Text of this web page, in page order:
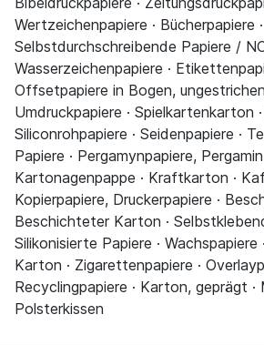
Wertzeichenpapiere · Bücherpapiere ·
Selbstdurchschreibende Papiere /
Wasserzeichenpapiere ·
Offsetpapiere in Bogen,
Umdruckpapiere · Spielkartenkarton
Siliconrohpapiere · Seidenpapiere ·
Papiere · Pergamynpapiere,
Kartonagenpappe · Kraftkarton ·
Kopierpapiere, Druckerpapiere ·
Beschichteter Karton ·
Silikonisierte Papiere ·
Karton · Zigarettenpapiere ·
Recyclingpapiere · Karton, geprägt ·
Polsterkissen